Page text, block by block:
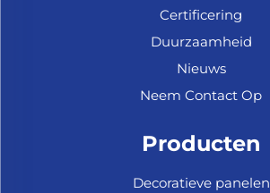
Certificering
Duurzaamheid
Nieuws
Neem Contact Op
Producten
Decoratieve panelen